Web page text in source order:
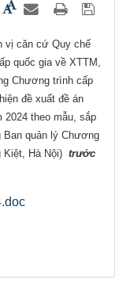
vị căn cứ Quy chế
quốc gia về XTTM,
Chương trình cấp
đề xuất đề án
2024 theo mẫu, sắp
quản lý Chương
Hà Nội) trước